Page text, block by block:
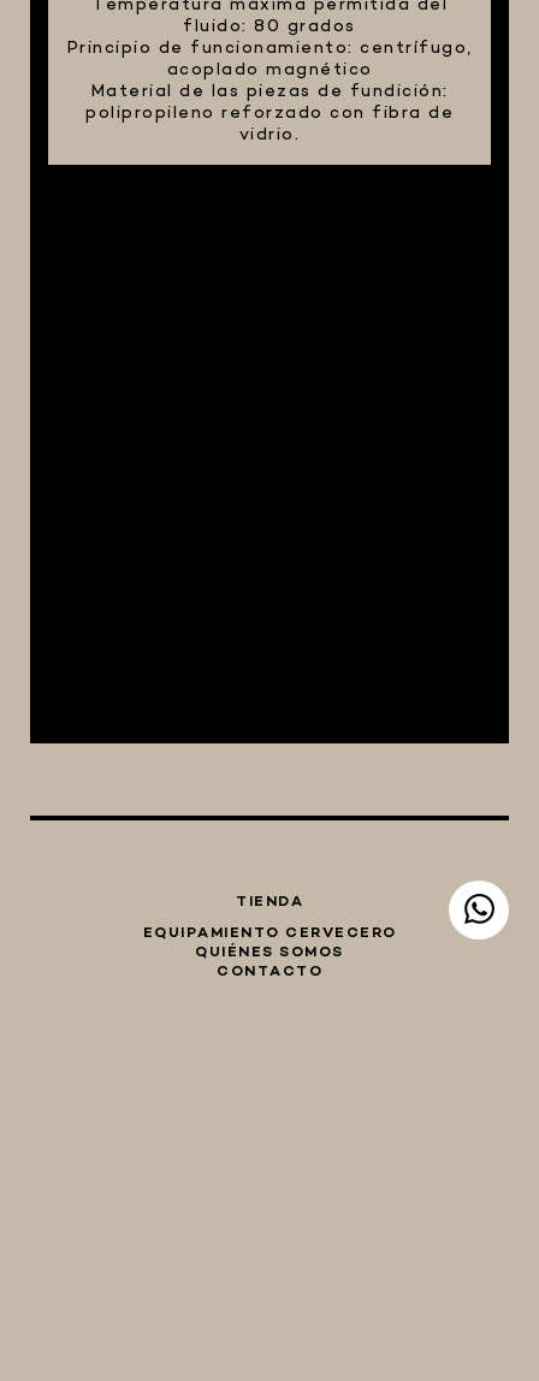
Temperatura máxima permitida del
fluido: 80 grados
Principio de funcionamiento: centrífugo,
acoplado magnético
Material de las piezas de fundición:
polipropileno reforzado con fibra de
vidrio.
TIENDA
EQUIPAMIENTO CERVECERO
QUIÉNES SOMOS
CONTACTO